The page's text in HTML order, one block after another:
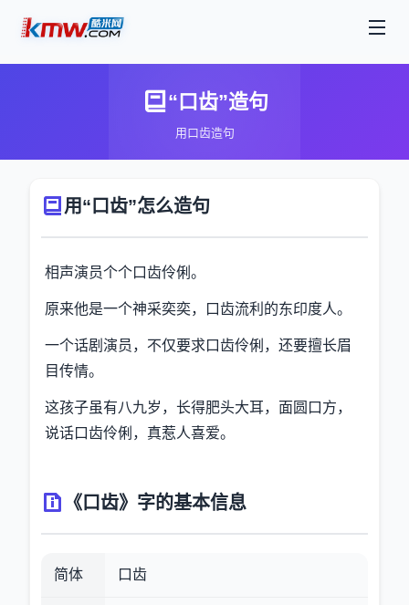
“口齿”造句
用口齿造句
用“口齿”怎么造句
相声演员个个口齿伶俐。
原来他是一个神采奕奕，口齿流利的东印度人。
一个话剧演员，不仅要求口齿伶俐，还要擅长眉
目传情。
这孩子虽有八九岁，长得肥头大耳，面圆口方，
说话口齿伶俐，真惹人喜爱。
《口齿》字的基本信息
简体 口齿